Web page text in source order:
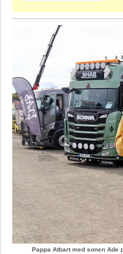
Pappa Atbart med sonen Ade